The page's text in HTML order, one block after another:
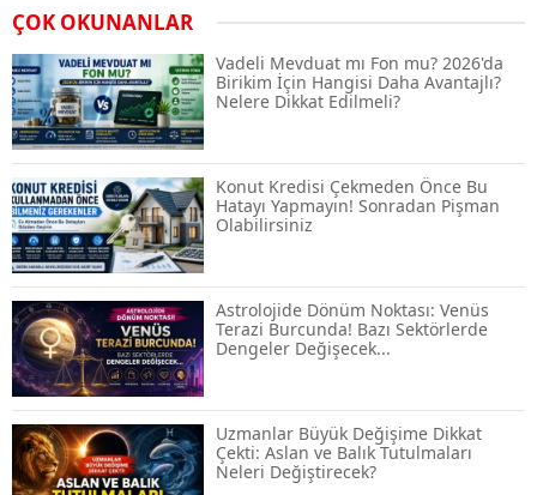
Airdrop Nasıl Alınır? Kripto Para Airdrop
Rehberi ve Güvenli Katılım Yöntemleri
Spot ve Vadeli İşlem Arasındaki Farklar |
Hangi Piyasa Sizin İçin Daha Uygun?
ABD-İran Anlaşması Sonrası Altın
Rekora Koştu, Petrol Fiyatları Sert Düştü
Temmuz 2026 Maaş Zammı Netleşiyor!
Memur, Emekli ve Sosyal Yardımlarda
Yeni Oranlar
KOSGEB’den KOBİ’lere Dev Finansman
ÇOK OKUNANLAR
Vadeli Mevduat mı Fon mu? 2026'da
Birikim İçin Hangisi Daha Avantajlı?
Nelere Dikkat Edilmeli?
Konut Kredisi Çekmeden Önce Bu
Hatayı Yapmayın! Sonradan Pişman
Olabilirsiniz
Astrolojide Dönüm Noktası: Venüs
Terazi Burcunda! Bazı Sektörlerde
Dengeler Değişecek...
Uzmanlar Büyük Değişime Dikkat
Çekti: Aslan ve Balık Tutulmaları
Neleri Değiştirecek?